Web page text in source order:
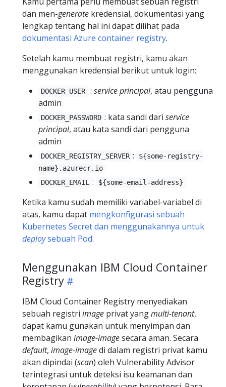
dan men-generate kredensial, dokumentasi yang
lengkap tentang hal ini dapat dilihat pada
dokumentasi Azure container registry.
Setelah kamu membuat registri, kamu akan
menggunakan kredensial berikut untuk login:
DOCKER_USER : service principal, atau pengguna
admin
DOCKER_PASSWORD : kata sandi dari service
principal, atau kata sandi dari pengguna
admin
DOCKER_REGISTRY_SERVER :
${some-registry-
name}.azurecr.io
DOCKER_EMAIL
: ${some-email-address}
Ketika kamu sudah memiliki variabel-variabel di
atas, kamu dapat mengkonfigurasi sebuah
Kubernetes Secret dan menggunakannya untuk
deploysebuah Pod.
Menggunakan IBM Cloud Container
Registry
IBM Cloud Container Registry menyediakan
sebuah registri image privat yangmulti-tenant,
dapat kamu gunakan untuk menyimpan dan
membagikan image-imagesecara aman. Secara
default, image-imagedi dalam registri privat kamu
akan dipindai (scan) oleh Vulnerability Advisor
terintegrasi untuk deteksi isu keamanan dan